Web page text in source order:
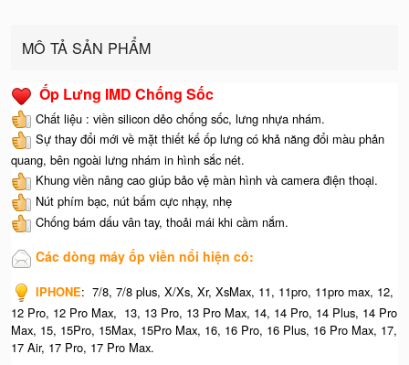
MÔ TẢ SẢN PHẨM
Ốp Lưng IMD Chống Sốc
Chất liệu : viền silicon dẻo chống sốc, lưng nhựa nhám.
Sự thay đổi mới về mặt thiết kế ốp lưng có khả năng đổi màu phản
quang, bên ngoài lưng nhám in hình sắc nét.
Khung viền nâng cao giúp bảo vệ màn hình và camera điện thoại.
Nút phím bạc, nút bấm cực nhạy, nhẹ
Chống bám dấu vân tay, thoải mái khi cầm nắm.
Các dòng máy ốp viền nổi hiện có:
IPHONE: 7/8, 7/8 plus, X/Xs, Xr, XsMax, 11, 11pro, 11pro max, 12,
12 Pro, 12 Pro Max, 13, 13 Pro, 13 Pro Max, 14, 14 Pro, 14 Plus, 14 Pro
Max, 15, 15Pro, 15Max, 15Pro Max, 16, 16 Pro, 16 Plus, 16 Pro Max, 17,
17 Air, 17 Pro, 17 Pro Max.